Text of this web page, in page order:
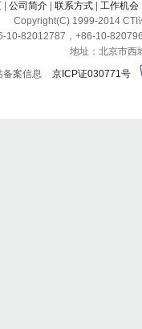
公司简介 联系方式 工作机会
Copyright(C) 1999-2014 CTI
10-82012787，+86-10-
地址：北京市西
备案信息
京ICP证030771号